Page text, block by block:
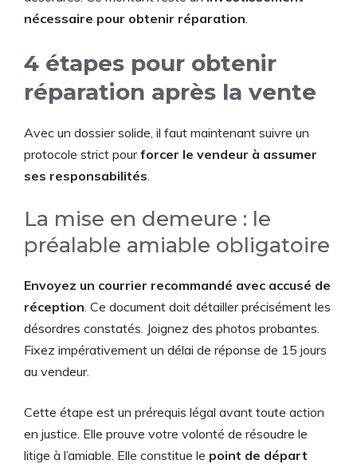
nécessaire pour obtenir réparation
4 étapes pour obtenir
réparation après la vente
Avec un dossier solide, il faut maintenant suivre un
protocole strict pourforcer le vendeur à assumer
ses responsabilités
La mise en demeure : le
préalable amiable obligatoire
Envoyez un courrier recommandé avec accusé de
réception . Ce document doit détailler précisément les
désordres constatés. Joignez des photos probantes.
Fixez impérativement un délai de réponse de 15 jours
au vendeur.
Cette étape est un prérequis légal avant toute action
en justice. Elle prouve votre volonté de résoudre le
litige à l’amiable. Elle constitue le point de départ